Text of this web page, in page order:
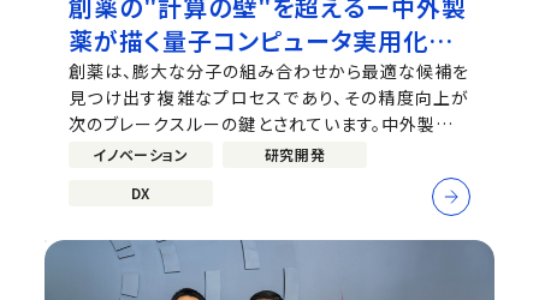
創薬の"計算の壁"を超えるー中外製
薬が描く量子コンピュータ実用化へ
の道
創薬は、膨大な分子の組み合わせから最適な候補を
見つけ出す複雑なプロセスであり、その精度向上が
次のブレークスルーの鍵とされています。中外製薬で
は、この課題に対し、将来の量子コンピュータ活用を
見据えた高精度な分子計算という新たなアプローチ
に挑んでいます。本記事では、当社の量子創薬プロジ
イノベーション
研究開発
DX